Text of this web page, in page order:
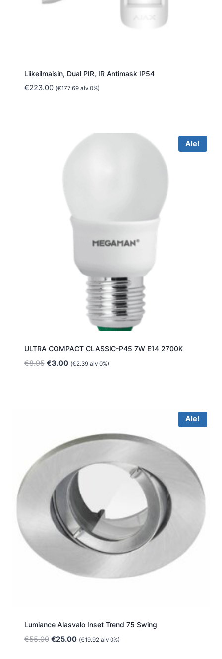
Liikeilmaisin, Dual PIR, IR Antimask IP54
€223.00 (€177.69alv 0%)
Ale!
ULTRA COMPACT CLASSIC-P45 7W E14 2700K
€8.95 Alkuperäinen
€3.00Nykyinen
(€2.39alv 0%)
Ale!
Lumiance Alasvalo Inset Trend 75 Swing
€55.00 Alkuperäinen
€25.00Nykyinen
(€19.92alv 0%)